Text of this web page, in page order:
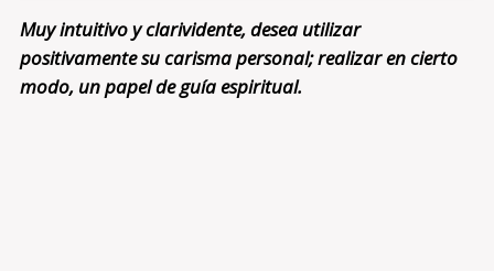
Muy intuitivo y clarividente, desea utilizar
positivamente su carisma personal; realizar en cierto
modo, un papel de guía espiritual.